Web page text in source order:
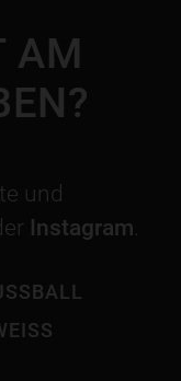
AM
und
Instagram.